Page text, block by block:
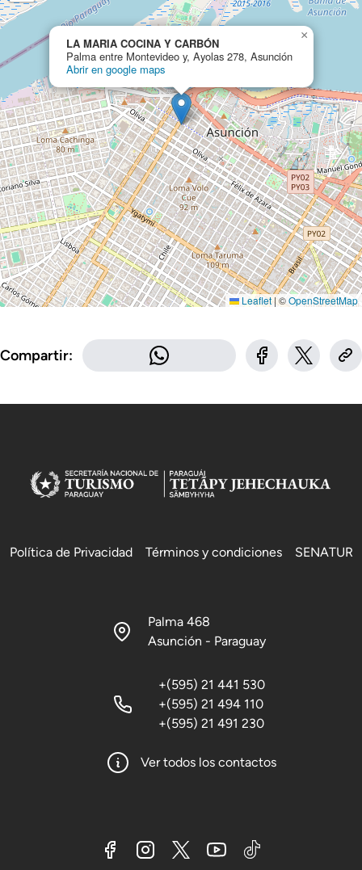
LA MARIA COCINA Y CARBÓN
Palma entre Montevideo y, Ayolas 278, Asunción
Abrir en google maps
×
Leaflet|©OpenStreetMap
Compartir:
Política de Privacidad Términos y condiciones SENATUR
Palma 468
Asunción - Paraguay
+(595) 21 441 530
+(595) 21 494 110
+(595) 21 491 230
Ver todos los contactos